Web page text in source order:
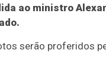
ao ministro
serão proferidos